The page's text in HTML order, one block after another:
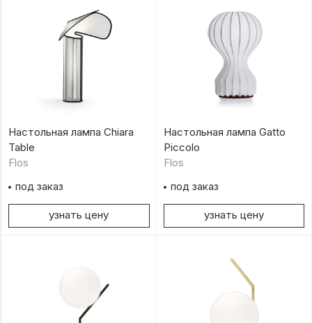
Настольная лампа Chiara
Table
Flos
под заказ
узнать цену
Настольная лампа Gatto
Piccolo
Flos
под заказ
узнать цену